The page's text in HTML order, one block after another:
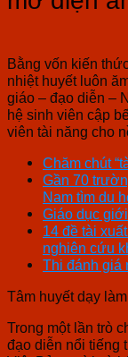
Bằng vốn kiến
nhiệt huyết luôn
giáo – đạo diễn –
hệ sinh viên cập
viên tài năng cho
Chăm chút
Gần 70
Nam tìm du
Giáo dục
14 đề tài
nghiên cứu
Thi đánh giá
Tâm huyết dạy
Trong một lần trò
đạo diễn nổi tiếng